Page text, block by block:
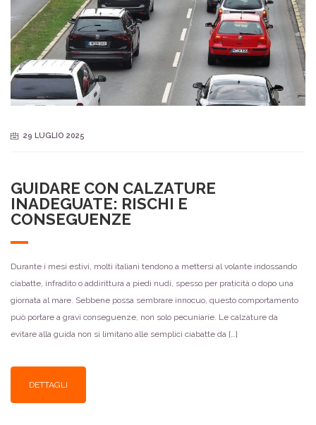
29 LUGLIO 2025
GUIDARE CON CALZATURE
INADEGUATE: RISCHI E
CONSEGUENZE
Durante i mesi estivi, molti italiani tendono a mettersi al volante indossando
ciabatte, infradito o addirittura a piedi nudi, spesso per praticità o dopo una
giornata al mare. Sebbene possa sembrare innocuo, questo comportamento
può portare a gravi conseguenze, non solo pecuniarie. Le calzature da
evitare alla guida non si limitano alle semplici ciabatte da […]
DETTAGLI